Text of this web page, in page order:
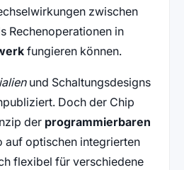
zwischen
Rechenoperationen in
fungieren können.
und Schaltungsdesigns
Doch der Chip
der programmierbaren
auf optischen integrierten
flexibel für verschiedene